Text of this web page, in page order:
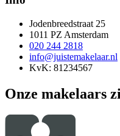
Jodenbreedstraat 25
1011 PZ Amsterdam
020 244 2818
info@juistemakelaar.nl
KvK: 81234567
Onze makelaars